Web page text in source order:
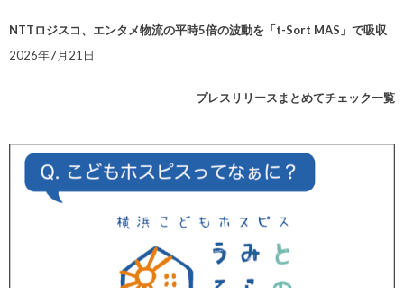
NTTロジスコ、エンタメ物流の平時5倍の波動を「t-Sort MAS」で吸収
2026年7月21日
プレスリリースまとめてチェック一覧